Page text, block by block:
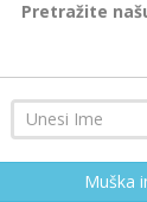
Pretražite
Muška